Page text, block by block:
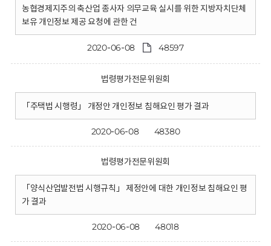
농협경제지주의 축산업 종사자 의무교육 실시를 위한 지방자치단체
보유 개인정보 제공 요청에 관한 건
2020-06-08 48597
법령평가전문위원회
「주택법 시행령」 개정안 개인정보 침해요인 평가 결과
2020-06-08 48380
법령평가전문위원회
「양식산업발전법 시행규칙」 제정안에 대한 개인정보 침해요인 평
가 결과
2020-06-08 48018